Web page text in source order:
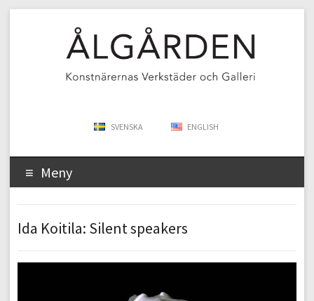
SVENSKA ENGLISH
Meny
Ida Koitila: Silent speakers